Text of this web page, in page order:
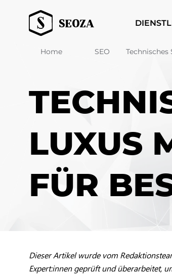
Home SEO Technisches
LUXUS
FÜR
Dieser Artikel wurde vom
Expert:innen geprüft und überarbeitet,